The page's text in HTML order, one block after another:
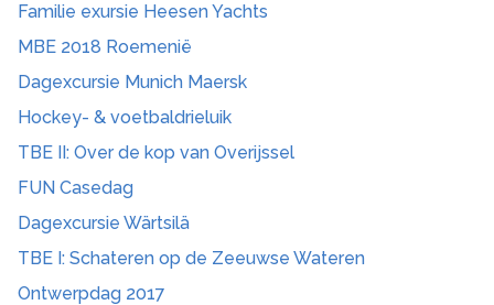
Familie exursie Heesen Yachts
MBE 2018 Roemenië
Dagexcursie Munich Maersk
Hockey- & voetbaldrieluik
TBE II: Over de kop van Overijssel
FUN Casedag
Dagexcursie Wärtsilä
TBE I: Schateren op de Zeeuwse Wateren
Ontwerpdag 2017